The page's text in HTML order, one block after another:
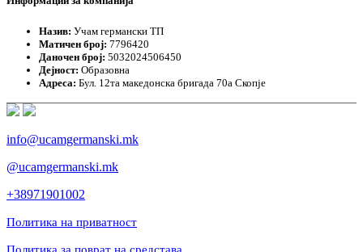
Назив: Учам германски ТП
Матичен број: 7796420
Даночен број: 5032024506450
Дејност: Образовна
Адреса: Бул. 12та македонска бригада 70а Скопје
info@ucamgermanski.mk
@ucamgermanski.mk
+38971901002
Политика на приватност